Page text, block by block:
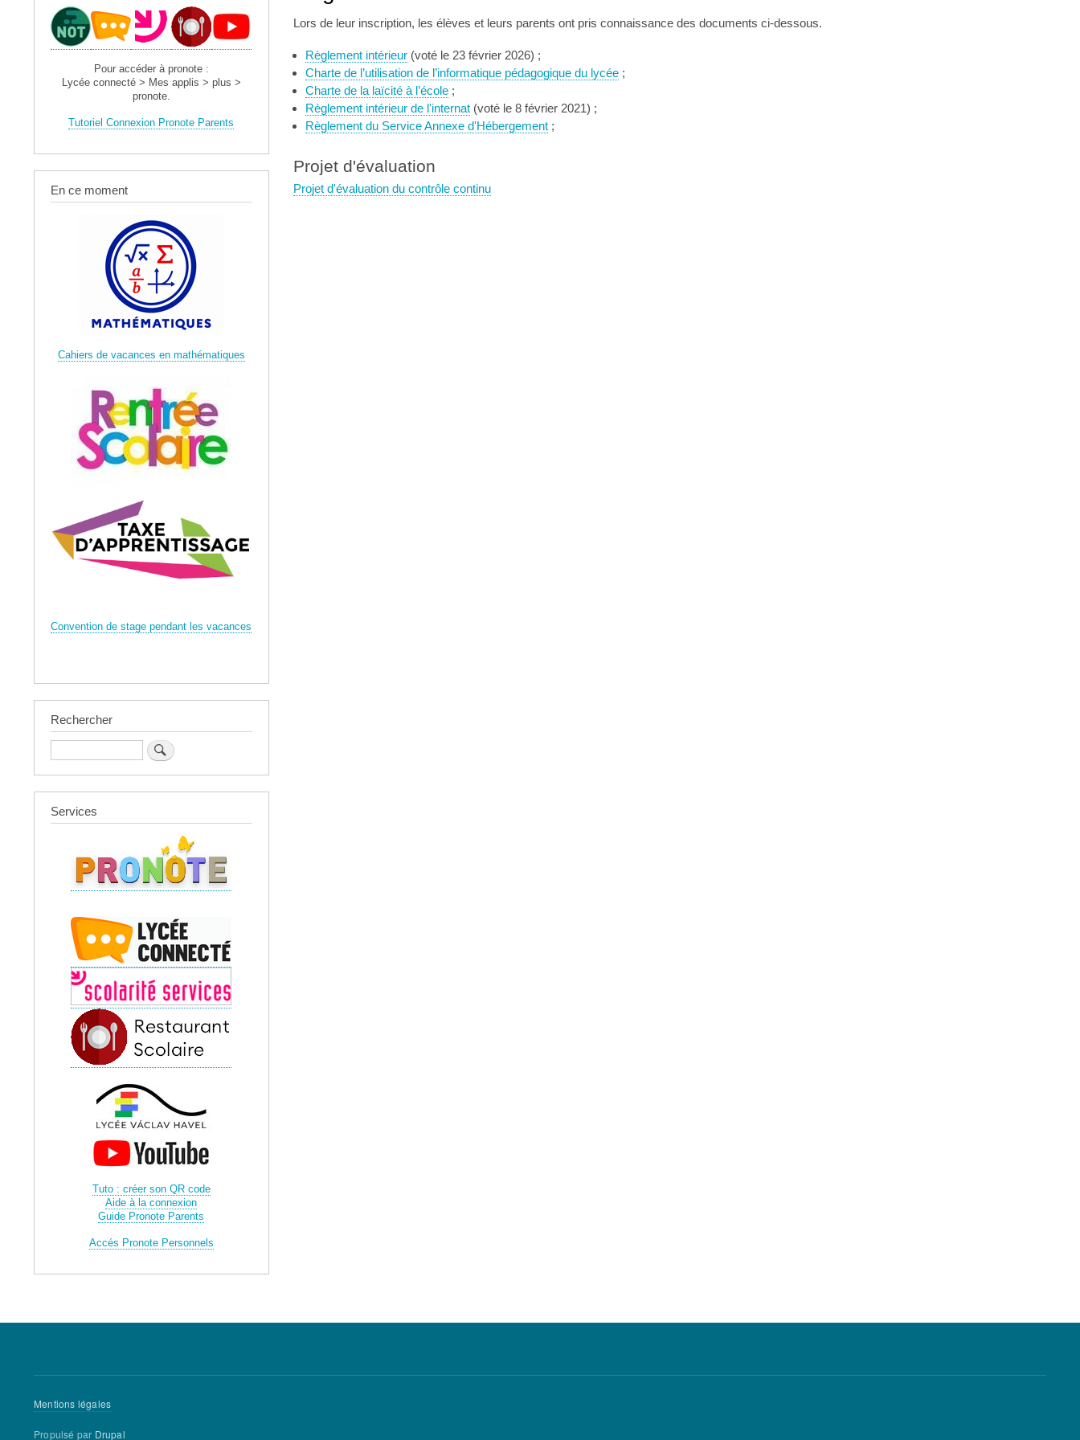
Lors de leur inscription, les élèves et leurs parents ont pris connaissance des documents ci-dessous.
Règlement intérieur(voté le 23 février 2026) ;
Charte de l’utilisation de l’informatique pédagogique du lycée;
Charte de la laïcité à l’école;
Règlement intérieur de l'internat(voté le 8 février 2021) ;
Règlement du Service Annexe d'Hébergement;
Projet d'évaluation
Projet d'évaluation du contrôle continu
Pour accéder à pronote :
Lycée connecté > Mes applis > plus >
pronote.
Tutoriel Connexion Pronote Parents
En ce moment
Cahiers de vacances en mathématiques
Convention de stage pendant les vacances
Rechercher
Services
Tuto : créer son QR code
Aide à la connexion
Guide Pronote Parents
Accés Pronote Personnels
Menu
Mentions légales
Propulsé par Drupal